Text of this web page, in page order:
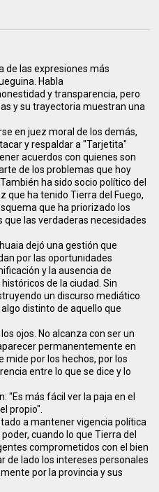
de las expresiones más
Habla
y transparencia, pero
y su trayectoria muestran una
en juez moral de los demás,
y respaldar a "Tarjetita"
acuerdos con quienes son
de los problemas que hoy
ha sido socio político del
que ha tenido Tierra del Fuego,
que ha priorizado los
las verdaderas necesidades
dejó una gestión que
por las oportunidades
y la ausencia de
de la ciudad. Sin
un discurso mediático
distinto de aquello que
ojos. No alcanza con ser un
permanentemente en
mide por los hechos, por los
entre lo que se dice y lo
"Es más fácil ver la paja en el
propio".
a mantener vigencia política
cuando lo que Tierra del
comprometidos con el bien
de lado los intereses personales
por la provincia y sus